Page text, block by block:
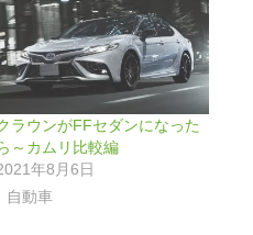
ラウンがFFセダンになった
～カムリ比較編
年8月6日
自動車